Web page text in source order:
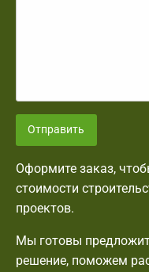
Отправить
Оформите заказ,
стоимости
проектов.
Мы готовы
решение, поможем